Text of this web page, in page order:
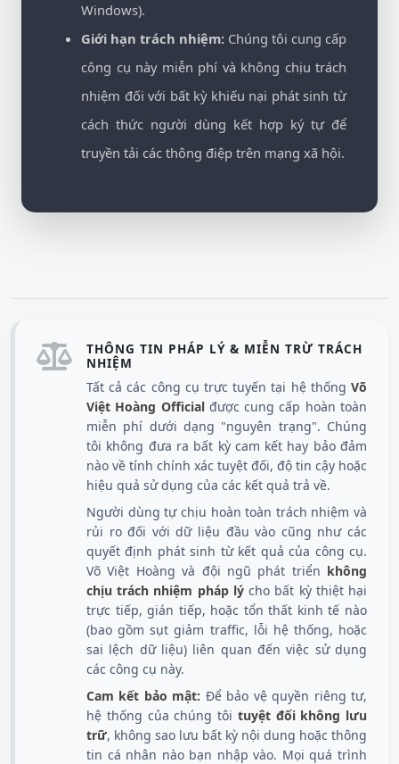
Windows).
Giới hạn trách nhiệm: Chúng tôi cung cấp
công cụ này miễn phí và không chịu trách
nhiệm đối với bất kỳ khiếu nại phát sinh từ
cách thức người dùng kết hợp ký tự để
truyền tải các thông điệp trên mạng xã hội.
THÔNG TIN PHÁP LÝ & MIỄN TRỪ TRÁCH
NHIỆM
Tất cả các công cụ trực tuyến tại hệ thống Võ
Việt Hoàng Officialđược cung cấp hoàn toàn
miễn phí dưới dạng "nguyên trạng". Chúng
tôi không đưa ra bất kỳ cam kết hay bảo đảm
nào về tính chính xác tuyệt đối, độ tin cậy hoặc
hiệu quả sử dụng của các kết quả trả về.
Người dùng tự chịu hoàn toàn trách nhiệm và
rủi ro đối với dữ liệu đầu vào cũng như các
quyết định phát sinh từ kết quả của công cụ.
Võ Việt Hoàng và đội ngũ phát triển không
chịu trách nhiệm pháp lýcho bất kỳ thiệt hại
trực tiếp, gián tiếp, hoặc tổn thất kinh tế nào
(bao gồm sụt giảm traffic, lỗi hệ thống, hoặc
sai lệch dữ liệu) liên quan đến việc sử dụng
các công cụ này.
Cam kết bảo mật: Để bảo vệ quyền riêng tư,
hệ thống của chúng tôi tuyệt đối không lưu
trữ, không sao lưu bất kỳ nội dung hoặc thông
tin cá nhân nào bạn nhập vào. Mọi quá trình